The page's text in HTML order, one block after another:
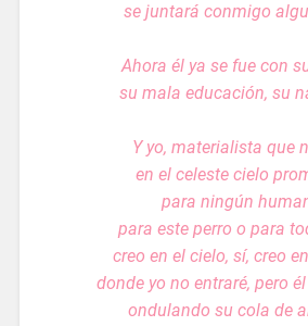
se juntará conmigo
Ahora él ya se fue con
su mala educación, su
Y yo, materialista que
en el celeste cielo
para ningún
para este perro o para
creo en el cielo, sí, creo
donde yo no entraré, pero
ondulando su cola de